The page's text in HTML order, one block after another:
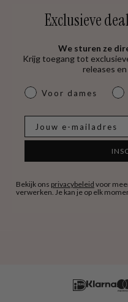
Exclusieve
We sturen ze
Krijg toegang tot
releases
dames & heren
Voor dames
Bekijk ons privacybeleid voor
verwerken. Je kan je op elk